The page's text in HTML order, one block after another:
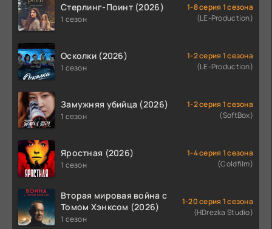
Стерлинг-Поинт (2026)
1 сезон
1-8 серия 1 сезона
(LE-Production)
Осколки (2026)
1 сезон
1-2 серия 1 сезона
(LE-Production)
Замужняя убийца (2026)
1 сезон
1-2 серия 1 сезона
(SoftBox)
Яростная (2026)
1 сезон
1-4 серия 1 сезона
(Coldfilm)
Вторая мировая война с
Томом Хэнксом (2026)
1 сезон
1-20 серия 1 сезона
(HDrezka Studio)